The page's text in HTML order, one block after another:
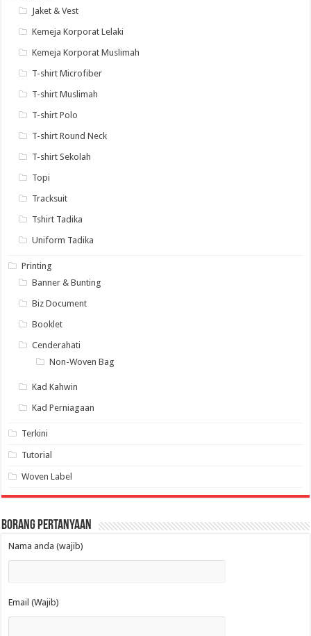
Jaket & Vest
Kemeja Korporat Lelaki
Kemeja Korporat Muslimah
T-shirt Microfiber
T-shirt Muslimah
T-shirt Polo
T-shirt Round Neck
T-shirt Sekolah
Topi
Tracksuit
Tshirt Tadika
Uniform Tadika
Printing
Banner & Bunting
Biz Document
Booklet
Cenderahati
Non-Woven Bag
Kad Kahwin
Kad Perniagaan
Terkini
Tutorial
Woven Label
Borang Pertanyaan
Nama anda (wajib)
Email (Wajib)